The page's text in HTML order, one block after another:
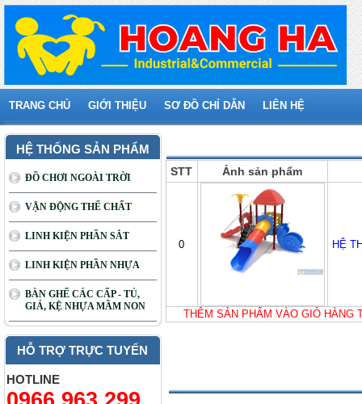
TRANG CHỦ GIỚI THIỆU SƠ ĐỒ CHỈ DẪN LIÊN HỆ
HỆ THỐNG SẢN PHẨM
ĐỒ CHƠI NGOÀI TRỜI
VẬN ĐỘNG THỂ CHẤT
LINH KIỆN PHẦN SẮT
LINH KIỆN PHẦN NHỰA
BÀN GHẾ CÁC CẤP - TỦ,
GIÁ, KỆ NHỰA MẦM NON
HỖ TRỢ TRỰC TUYẾN
HOTLINE
STT Ảnh sản phẩm
0 HỆ
THÊM SẢN PHẨM VÀO GIỎ HÀNG